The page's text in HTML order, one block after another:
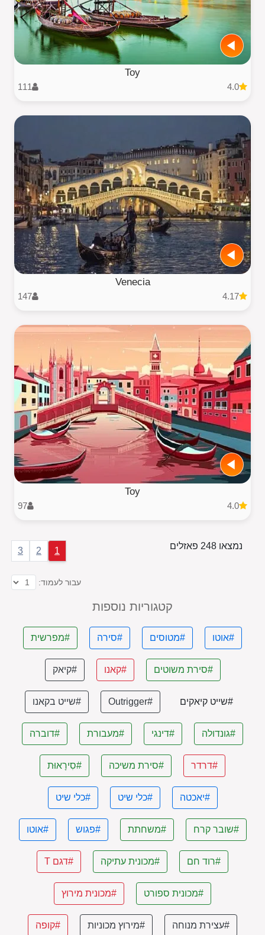
Toy
4.0
111
Venecia
4.17
147
Toy
4.0
97
נמצאו 248 פאזלים 1
2
3
עבור לעמוד:
קטגוריות נוספות
#אוטו #מטוסים #סירה #מפרשית
#סירת משוטים #קאנו #קיאק
#שייט קיאקים #Outrigger #שייט בקאנו
#גונדולה #דינגי #מעבורת #דוברה
#דרדר #סירת משיכה #סִירָאוּת
#יאכטה #כלי שיט #כלי שיט
#שובר קרח #משחתת #פגוש #אוטו
#רוד חם #מכונית עתיקה #דגם T
#מכונית ספורט #מכונית מירוץ
#עצירת מנוחה #מירוץ מכוניות #קופה